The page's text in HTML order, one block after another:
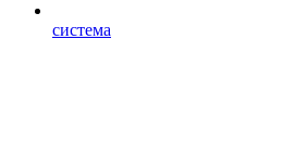
система